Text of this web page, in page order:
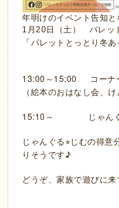
年明けのイベント告知と
1月20日（土） パレッ
「パレットとっとり冬
13:00～15:00 コーナ
（絵本のおはなし会、
15:10～ じゃん
じゃんぐる⭐︎じむの得意
りそうです♪
どうぞ、家族で遊びに